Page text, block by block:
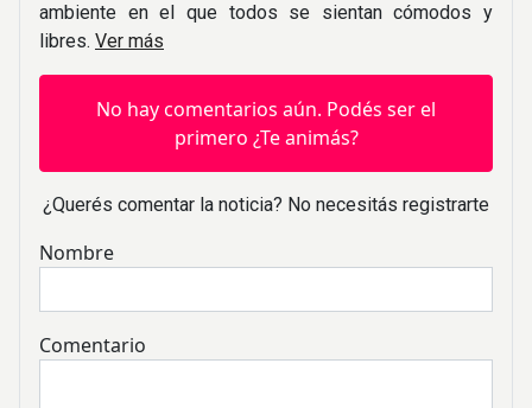
ambiente en el que todos se sientan cómodos y
libres. Ver más
No hay comentarios aún. Podés ser el
primero ¿Te animás?
¿Querés comentar la noticia? No necesitás registrarte
Nombre
Comentario